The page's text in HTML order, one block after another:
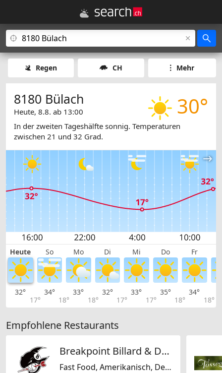
Regen CH Mehr
30°
8180 Bülach
Heute, 8.8. ab 13:00
In der zweiten Tageshälfte sonnig. Temperaturen
zwischen 21 und 32 Grad.
Heute So Mo Di Mi Do Fr
32°
17°
34°
18°
33°
18°
32°
17°
33°
17°
35°
18°
34°
18°
Empfohlene Restaurants
Breakpoint Billard & Dart
Fast Food, Amerikanisch, Deutsch